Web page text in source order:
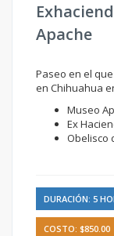
Apache
Paseo en el
en Chihuahua
Museo
Ex
Obelisco
DURACIÓN: 5
COSTO: $850.00